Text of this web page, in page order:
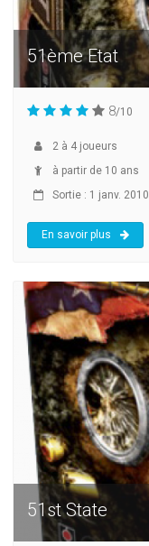
51ème Etat
8/10
2 à 4 joueurs
à partir de 10 ans
Sortie : 1 janv. 2010
En savoir plus
51st State